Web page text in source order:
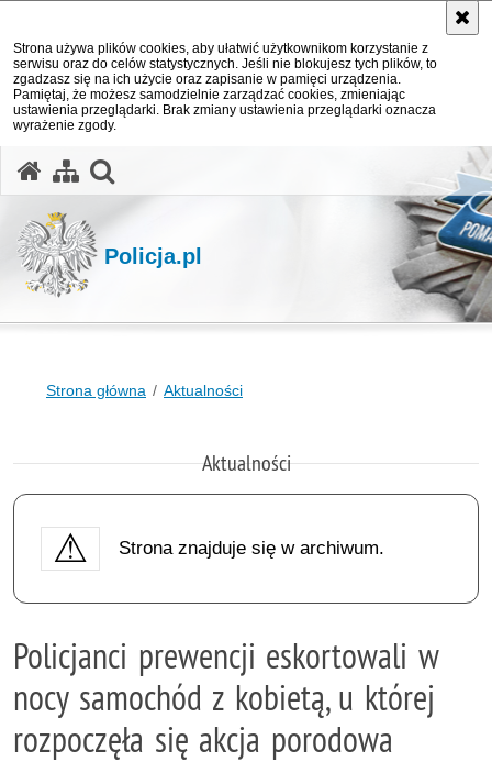
Strona używa plików cookies, aby ułatwić użytkownikom korzystanie z
serwisu oraz do celów statystycznych. Jeśli nie blokujesz tych plików, to
zgadzasz się na ich użycie oraz zapisanie w pamięci urządzenia.
Pamiętaj, że możesz samodzielnie zarządzać cookies, zmieniając
ustawienia przeglądarki. Brak zmiany ustawienia przeglądarki oznacza
wyrażenie zgody.
Policja.pl
Strona główna Aktualności
Aktualności
Strona znajduje się w archiwum.
Policjanci prewencji eskortowali w
nocy samochód z kobietą, u której
rozpoczęła się akcja porodowa